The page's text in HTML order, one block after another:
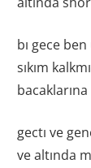
bı gece
sıkım
gectı ve
ve altında